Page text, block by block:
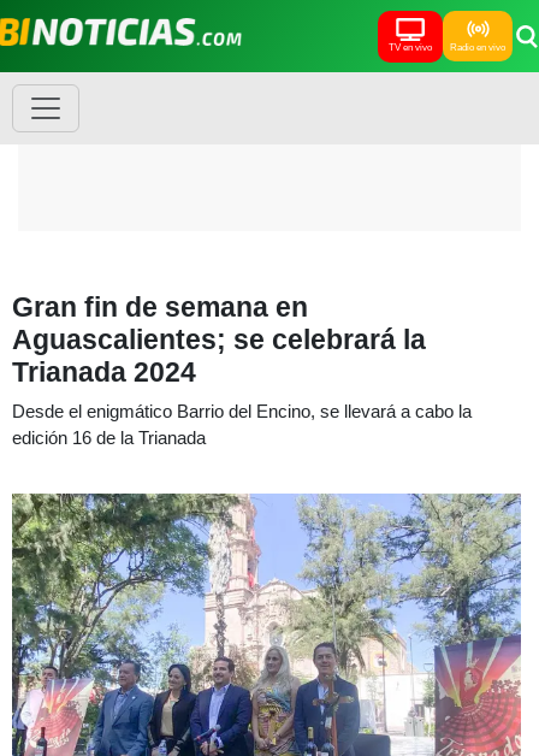
TV en vivo Radio en vivo
Gran fin de semana en
Aguascalientes; se celebrará la
Trianada 2024
Desde el enigmático Barrio del Encino, se llevará a cabo la
edición 16 de la Trianada